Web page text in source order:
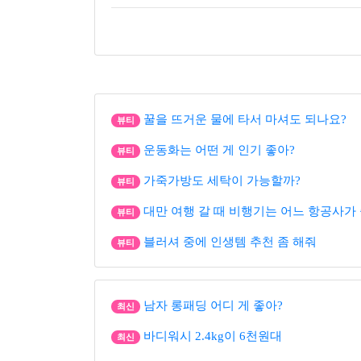
뷰티 꿀을 뜨거운 물에 타서 마셔도 되나요?
뷰티 운동화는 어떤 게 인기 좋아?
뷰티 가죽가방도 세탁이 가능할까?
뷰티 대만 여행 갈 때 비행기는 어느 항공사가
뷰티 블러셔 중에 인생템 추천 좀 해줘
최신 남자 롱패딩 어디 게 좋아?
최신 바디워시 2.4kg이 6천원대